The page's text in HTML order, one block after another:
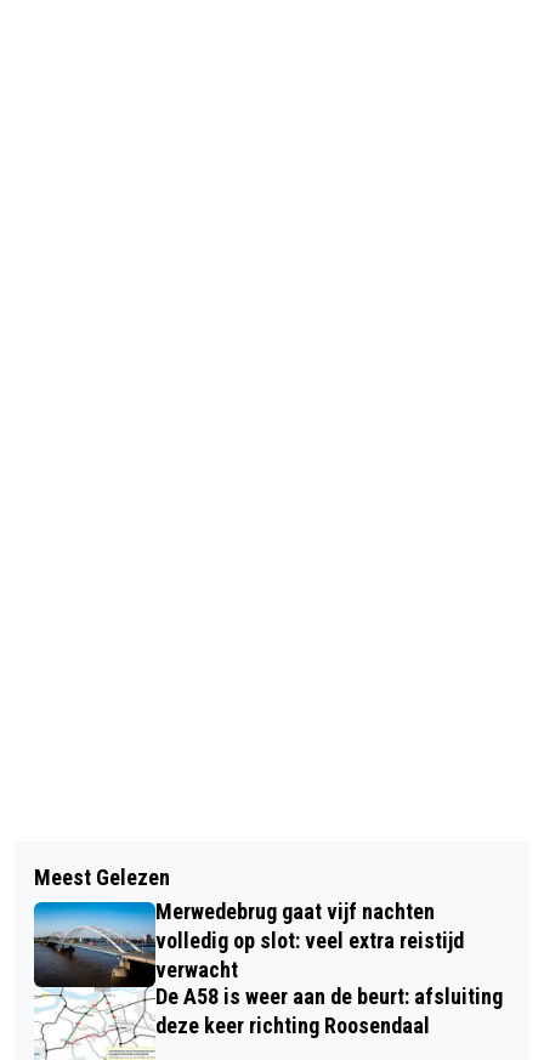
KOFFIESHOP CAZA HEROPENT
DEUREN NA AANSLAGENREEKS
VADER EN ZOON OPGEPAKT IN
ONDERZOEK NAAR
GEWELDSINCIDENTEN DEN BOSCH
Meest Gelezen
Merwedebrug gaat vijf nachten
volledig op slot: veel extra reistijd
verwacht
De A58 is weer aan de beurt: afsluiting
deze keer richting Roosendaal